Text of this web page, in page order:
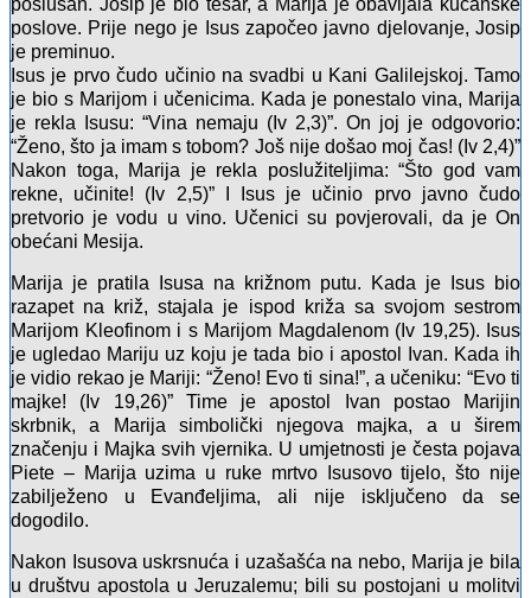
poslušan. Josip je bio tesar, a Marija je obavljala kućanske
poslove. Prije nego je Isus započeo javno djelovanje, Josip
je preminuo.
Isus je prvo čudo učinio na svadbi u Kani Galilejskoj. Tamo
je bio s Marijom i učenicima. Kada je ponestalo vina, Marija
je rekla Isusu: “Vina nemaju (Iv 2,3)”. On joj je odgovorio:
“Ženo, što ja imam s tobom? Još nije došao moj čas! (Iv 2,4)”
Nakon toga, Marija je rekla poslužiteljima: “Što god vam
rekne, učinite! (Iv 2,5)” I Isus je učinio prvo javno čudo
pretvorio je vodu u vino. Učenici su povjerovali, da je On
obećani Mesija.
Marija je pratila Isusa na križnom putu. Kada je Isus bio
razapet na križ, stajala je ispod križa sa svojom sestrom
Marijom Kleofinom i s Marijom Magdalenom (Iv 19,25). Isus
je ugledao Mariju uz koju je tada bio i apostol Ivan. Kada ih
je vidio rekao je Mariji: “Ženo! Evo ti sina!”, a učeniku: “Evo ti
majke! (Iv 19,26)” Time je apostol Ivan postao Marijin
skrbnik, a Marija simbolički njegova majka, a u širem
značenju i Majka svih vjernika. U umjetnosti je česta pojava
Piete – Marija uzima u ruke mrtvo Isusovo tijelo, što nije
zabilježeno u Evanđeljima, ali nije isključeno da se
dogodilo.
Nakon Isusova uskrsnuća i uzašašća na nebo, Marija je bila
u društvu apostola u Jeruzalemu; bili su postojani u molitvi